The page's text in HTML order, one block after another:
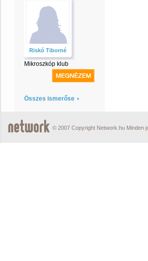
Riskó Tiborné
Mikroszkóp klub
Összes ismerőse
© 2007 Copyright Network.hu Minden